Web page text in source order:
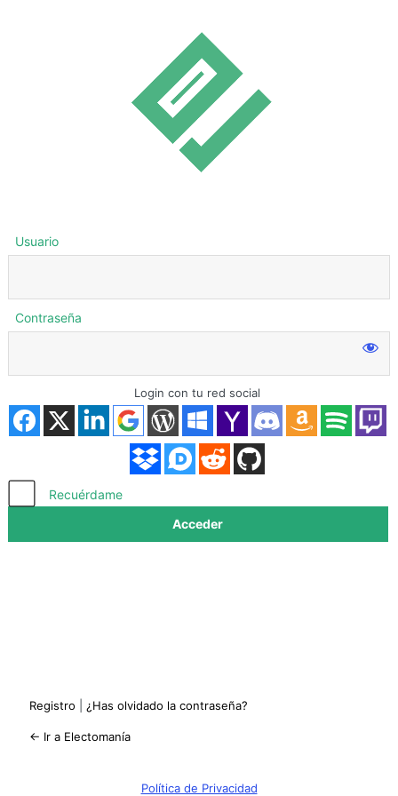
Acceder
Usuario
Contraseña
Login con tu red social
Recuérdame
Registro ¿Has olvidado la contraseña?
← Ir a Electomanía
Política de Privacidad